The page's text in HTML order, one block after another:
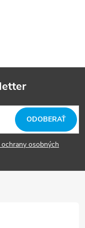
osobných
ODOBERAŤ